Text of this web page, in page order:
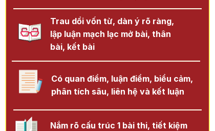
Nắm rõ cấu trúc 1 bài thi, tiết kiệm
Trau dồi vốn từ, dàn ý rõ ràng,
lập luận mạch lạc mở bài, thân
bài, kết bài
Có quan điểm, luận điểm, biểu cảm,
phân tích sâu, liên hệ và kết luận